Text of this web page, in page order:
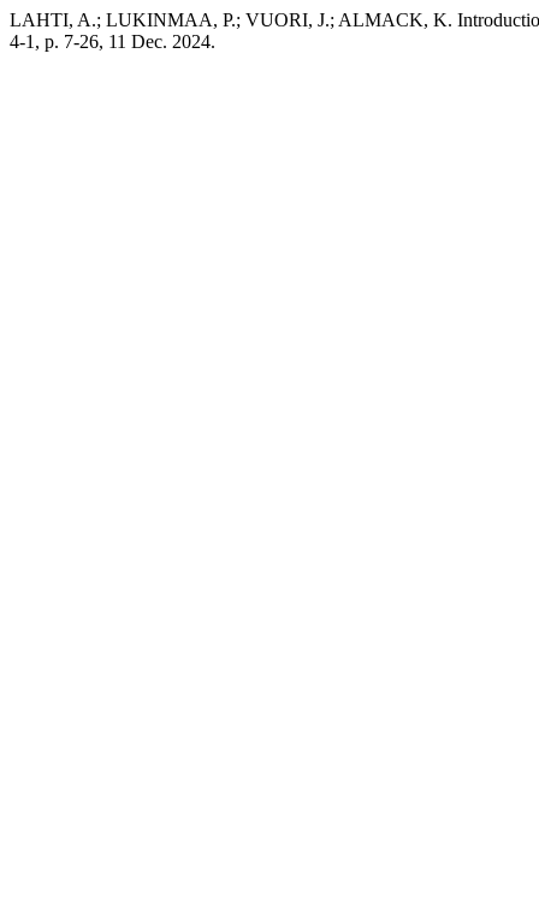
LAHTI, A.; LUKINMAA, P.; VUORI, J.; ALMACK, K.
4-1, p. 7-26, 11 Dec. 2024.